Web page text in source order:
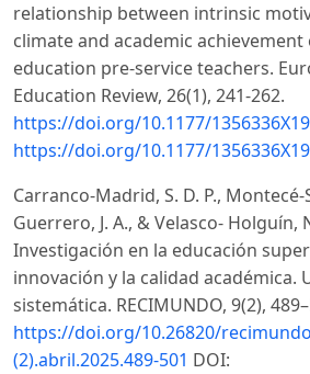
relationship between intrinsic
climate and academic achievement
education pre-service teachers.
Education Review, 26(1), 241-262.
https://doi.org/10.1177/
https://doi.org/10.1177/
Carranco-Madrid, S. D. P., Montecé-
Guerrero, J. A., & Velasco- Holguín,
Investigación en la educación
innovación y la calidad académica.
sistemática. RECIMUNDO, 9(2),
https://doi.org/10.26820/
(2).abril.2025.489-501 DOI: